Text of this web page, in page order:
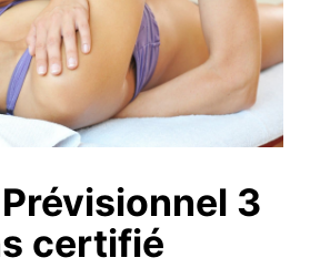
3
certifié